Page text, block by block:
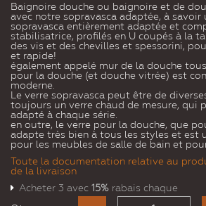
Baignoire douche ou baignoire et de
avec notre sopravasca adaptée, à savoir
sopravasca entièrement adaptée et
stabilisatrice, profilés en U coupés à la
des vis et des chevilles et spessorini,
et rapide!
également appelé mur de la douche
pour la douche (et douche vitrée) est
moderne.
Le verre sopravasca peut être de
toujours un verre chaud de mesure, qui
adapté à chaque série.
en outre, le verre pour la douche, que
adapte très bien à tous les styles et est
pour les meubles de salle de bain et
Toute la documentation relative au
de la livraison
Acheter 3 avec 15% rabais chaque